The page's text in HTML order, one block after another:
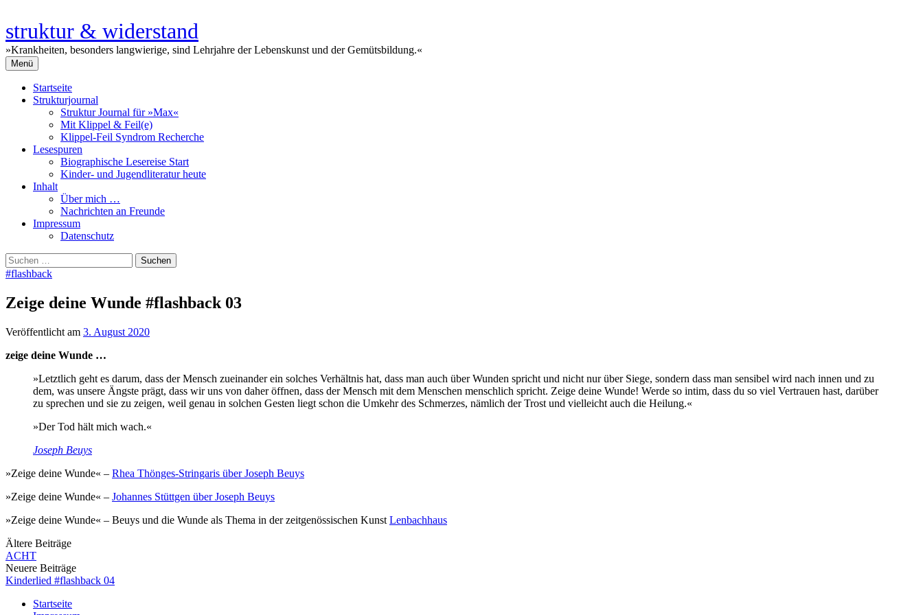
Inhalt
überspringen
struktur & widerstand
»Krankheiten, besonders langwierige, sind Lehrjahre der Lebenskunst und der Gemütsbildung.«
Menü
Startseite
Strukturjournal
Struktur Journal für »Max«
Mit Klippel & Feil(e)
Klippel-Feil Syndrom Recherche
Lesespuren
Biographische Lesereise Start
Kinder- und Jugendliteratur heute
Inhalt
Über mich …
Nachrichten an Freunde
Impressum
Datenschutz
Suchen
nach:
#flashback
Zeige deine Wunde #flashback 03
Veröffentlicht am 3. August 2020
zeige deine Wunde …
»Letztlich geht es darum, dass der Mensch zueinander ein solches Verhältnis hat, dass man auch über Wunden spricht und nicht nur über Siege, sondern dass man sensibel wird nach innen und zu
dem, was unsere Ängste prägt, dass wir uns von daher öffnen, dass der Mensch mit dem Menschen menschlich spricht. Zeige deine Wunde! Werde so intim, dass du so viel Vertrauen hast, darüber
zu sprechen und sie zu zeigen, weil genau in solchen Gesten liegt schon die Umkehr des Schmerzes, nämlich der Trost und vielleicht auch die Heilung.«
»Der Tod hält mich wach.«
Joseph Beuys
»Zeige deine Wunde« – Rhea Thönges-Stringaris über Joseph Beuys
»Zeige deine Wunde« – Johannes Stüttgen über Joseph Beuys
»Zeige deine Wunde« – Beuys und die Wunde als Thema in der zeitgenössischen Kunst Lenbachhaus
Beitragsnavigation
Ältere Beiträge
ACHT
Neuere Beiträge
Kinderlied #flashback 04
Startseite